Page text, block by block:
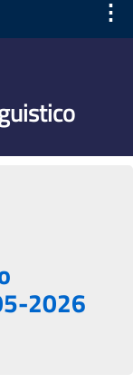
⋮
2026